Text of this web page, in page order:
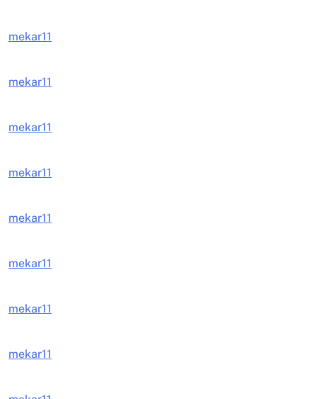
mekar11
mekar11
mekar11
mekar11
mekar11
mekar11
mekar11
mekar11